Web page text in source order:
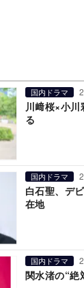
国内ドラマ
川﨑桜×小
る
国内ドラマ
白石聖、デ
在地
国内ドラマ
関水渚の“絶